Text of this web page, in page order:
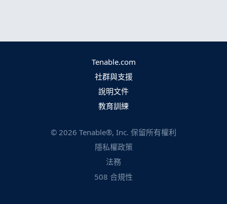
Tenable.com
社群與支援
說明文件
教育訓練
© 2026 Tenable®, Inc. 保留所有權利
隱私權政策
法務
508 合規性